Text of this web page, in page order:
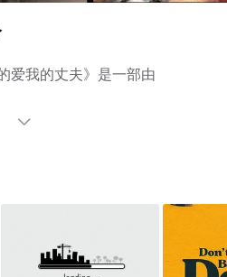
爱我的丈夫》是一部由
电影网，更多剧情信息可移步
